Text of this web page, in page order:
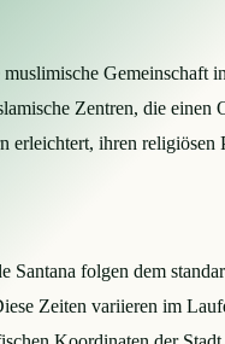
Gemeinschaft
Zentren, die
erleichtert, ihren
Santana folgen dem
Zeiten variieren im